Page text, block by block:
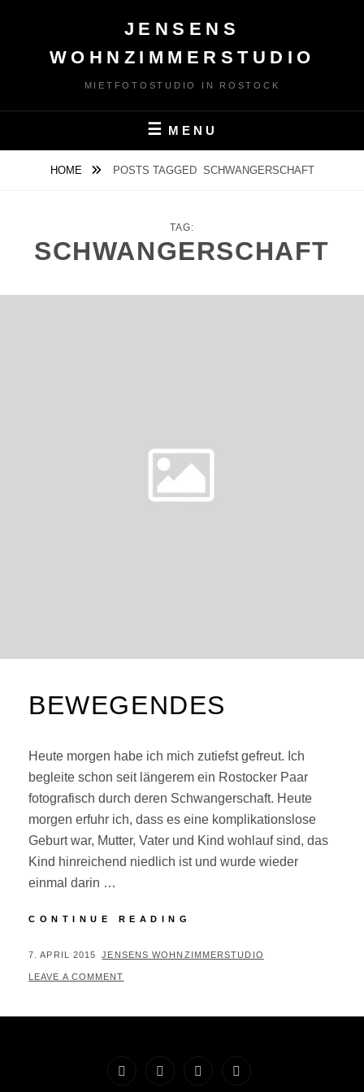
JENSENS
WOHNZIMMERSTUDIO
MIETFOTOSTUDIO IN ROSTOCK
MENU
HOME POSTS TAGGED SCHWANGERSCHAFT
TAG:
SCHWANGERSCHAFT
BEWEGENDES
Heute morgen habe ich mich zutiefst gefreut. Ich
begleite schon seit längerem ein Rostocker Paar
fotografisch durch deren Schwangerschaft. Heute
morgen erfuhr ich, dass es eine komplikationslose
Geburt war, Mutter, Vater und Kind wohlauf sind, das
Kind hinreichend niedlich ist und wurde wieder
einmal darin …
CONTINUE READING
POSTED
ON
7. APRIL 2015 BY
JENSENS WOHNZIMMERSTUDIO
LEAVE A COMMENT